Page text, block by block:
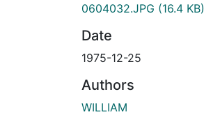
0604032.JPG (16.4 KB)
Date
1975-12-25
Authors
WILLIAM